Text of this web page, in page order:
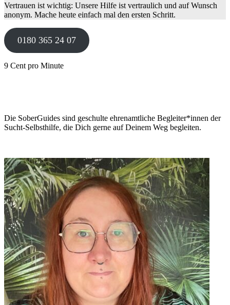
Vertrauen ist wichtig: Unsere Hilfe ist vertraulich und auf Wunsch
anonym. Mache heute einfach mal den ersten Schritt.
0180 365 24 07
9 Cent pro Minute
Die SoberGuides sind geschulte ehrenamtliche Begleiter*innen der
Sucht-Selbsthilfe, die Dich gerne auf Deinem Weg begleiten.